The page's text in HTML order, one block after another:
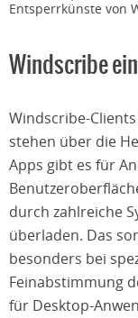
Entsperrkünste von
Windscribe
Windscribe-
stehen über die
Apps gibt es für
durch zahlreiche
überladen. Das
besonders bei
Feinabstimmung
für Desktop-